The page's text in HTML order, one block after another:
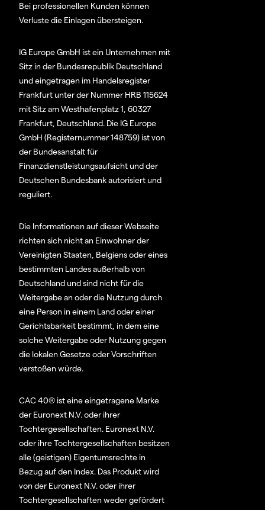
Bei professionellen Kunden können
Verluste die Einlagen übersteigen.
IG Europe GmbH ist ein Unternehmen mit
Sitz in der Bundesrepublik Deutschland
und eingetragen im Handelsregister
Frankfurt unter der Nummer HRB 115624
mit Sitz am Westhafenplatz 1, 60327
Frankfurt, Deutschland. Die IG Europe
GmbH (Registernummer 148759) ist von
der Bundesanstalt für
Finanzdienstleistungsaufsicht und der
Deutschen Bundesbank autorisiert und
reguliert.
Die Informationen auf dieser Webseite
richten sich nicht an Einwohner der
Vereinigten Staaten, Belgiens oder eines
bestimmten Landes außerhalb von
Deutschland und sind nicht für die
Weitergabe an oder die Nutzung durch
eine Person in einem Land oder einer
Gerichtsbarkeit bestimmt, in dem eine
solche Weitergabe oder Nutzung gegen
die lokalen Gesetze oder Vorschriften
verstoßen würde.
CAC 40® ist eine eingetragene Marke
der Euronext N.V. oder ihrer
Tochtergesellschaften. Euronext N.V.
oder ihre Tochtergesellschaften besitzen
alle (geistigen) Eigentumsrechte in
Bezug auf den Index. Das Produkt wird
von der Euronext N.V. oder ihrer
Tochtergesellschaften weder gefördert